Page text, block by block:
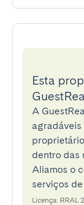
Esta
A
agradáveis
dentro das
Aliamos o
serviços
Licença: RRAL